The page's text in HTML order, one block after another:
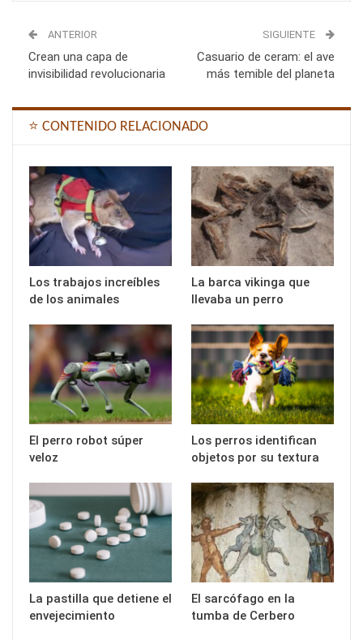
ANTERIOR
Crean una capa de
invisibilidad revolucionaria
SIGUIENTE
Casuario de ceram: el ave
más temible del planeta
⭐ CONTENIDO RELACIONADO
Los trabajos increíbles
de los animales
La barca vikinga que
llevaba un perro
El perro robot súper
veloz
Los perros identifican
objetos por su textura
La pastilla que detiene el
envejecimiento
El sarcófago en la
tumba de Cerbero